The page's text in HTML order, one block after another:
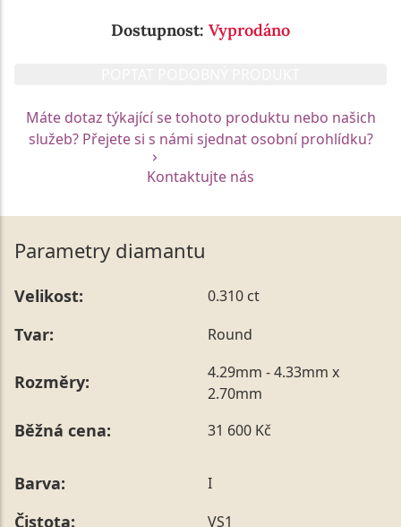
Dostupnost: Vyprodáno
Máte dotaz týkající se tohoto produktu nebo našich
služeb? Přejete si s námi sjednat osobní prohlídku?
Kontaktujte nás
Parametry diamantu
Velikost: 0.310 ct
Tvar: Round
Rozměry:
4.29mm - 4.33mm x
2.70mm
Běžná cena: 31 600 Kč
Barva: I
Čistota: VS1